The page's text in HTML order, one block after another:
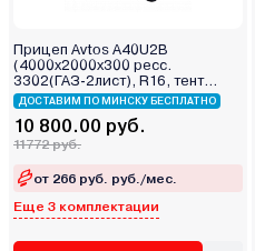
Прицеп Avtos A40U2B
(4000х2000х300 ресс.
3302(ГАЗ-2лист), R16, тент
800мм 2ос)
ДОСТАВИМ ПО МИНСКУ БЕСПЛАТНО
10 800.00 руб.
11772 руб.
от 266 руб. руб./мес.
Еще 3 комплектации